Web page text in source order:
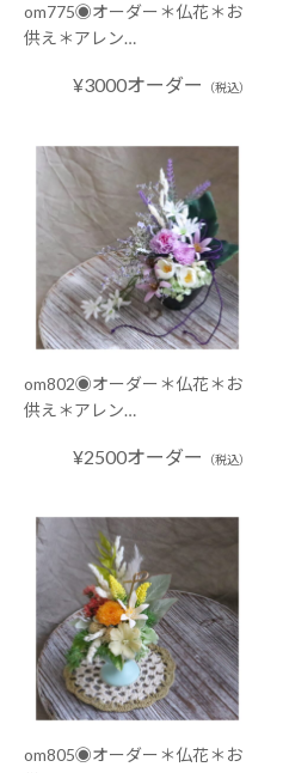
om775◉オーダー＊仏花＊お
供え＊アレン…
¥3000オーダー （税込）
om802◉オーダー＊仏花＊お
供え＊アレン…
¥2500オーダー （税込）
om805◉オーダー＊仏花＊お